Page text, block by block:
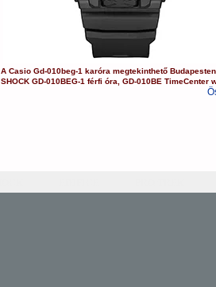
ACasio Gd-010beg-1 karóra megtekinthető
SHOCK GD-010BEG-1 férfi óra ,GD-010BE TimeCenter